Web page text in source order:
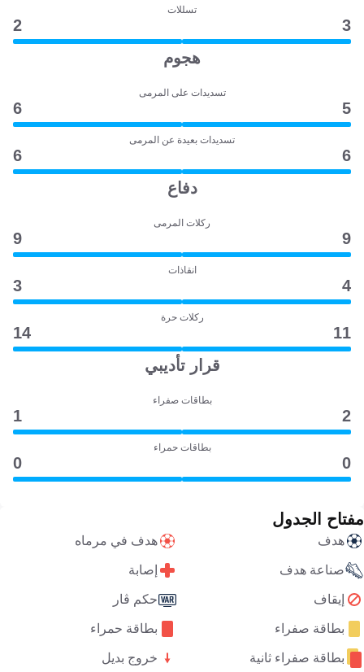
تسللات
3
2
هجوم
تسديدات على المرمى
5
6
تسديدات بعيدة عن المرمى
6
6
دفاع
ركلات المرمى
9
9
انقاذات
4
3
ركلات حرة
11
14
قرار تأديبي
بطاقات صفراء
2
1
بطاقات حمراء
0
0
مفتاح الجدول
هدف هدف في مرماه
صناعة هدف إصابة
إيقاف حكم ڤار
بطاقة صفراء بطاقة حمراء
بطاقة صفراء ثانية خروج بديل